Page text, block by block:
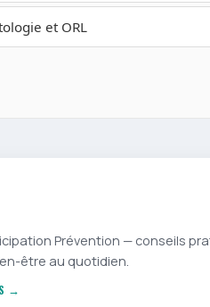
et ORL
Prévention — conseils
être au quotidien.
→